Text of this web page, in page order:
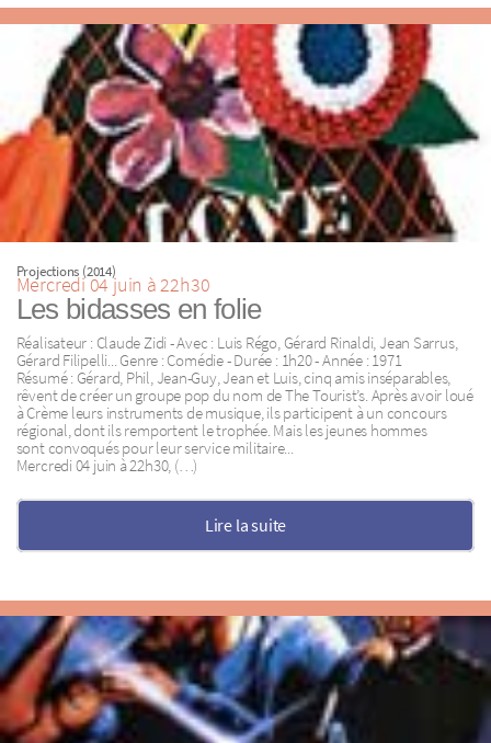
Projections (2014)
Mercredi 04 juin à 22h30
Les bidasses en folie
Réalisateur : Claude Zidi - Avec : Luis Régo, Gérard Rinaldi, Jean Sarrus,
Gérard Filipelli... Genre : Comédie - Durée : 1h20 - Année : 1971
Résumé : Gérard, Phil, Jean-Guy, Jean et Luis, cinq amis inséparables,
rêvent de créer un groupe pop du nom de The Tourist’s. Après avoir loué
à Crème leurs instruments de musique, ils participent à un concours
régional, dont ils remportent le trophée. Mais les jeunes hommes
sont convoqués pour leur service militaire...
Mercredi 04 juin à 22h30, (…)
Lire la suite